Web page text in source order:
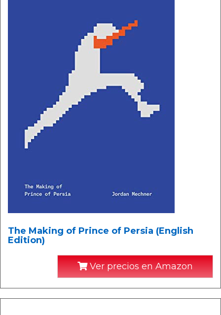
The Making of Prince of Persia (English
Edition)
Ver precios en Amazon